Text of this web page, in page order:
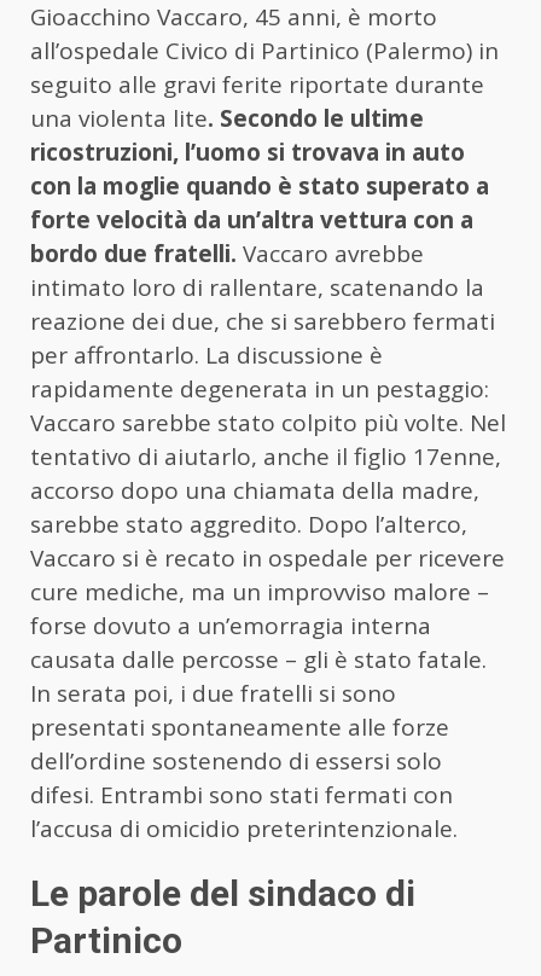
Gioacchino Vaccaro, 45 anni, è morto
all’ospedale Civico di Partinico (Palermo) in
seguito alle gravi ferite riportate durante
una violenta lite. Secondo le ultime
ricostruzioni, l’uomo si trovava in auto
con la moglie quando è stato superato a
forte velocità da un’altra vettura con a
bordo due fratelli. Vaccaro avrebbe
intimato loro di rallentare, scatenando la
reazione dei due, che si sarebbero fermati
per affrontarlo. La discussione è
rapidamente degenerata in un pestaggio:
Vaccaro sarebbe stato colpito più volte. Nel
tentativo di aiutarlo, anche il figlio 17enne,
accorso dopo una chiamata della madre,
sarebbe stato aggredito. Dopo l’alterco,
Vaccaro si è recato in ospedale per ricevere
cure mediche, ma un improvviso malore –
forse dovuto a un’emorragia interna
causata dalle percosse – gli è stato fatale.
In serata poi, i due fratelli si sono
presentati spontaneamente alle forze
dell’ordine sostenendo di essersi solo
difesi. Entrambi sono stati fermati con
l’accusa di omicidio preterintenzionale.
Le parole del sindaco di
Partinico